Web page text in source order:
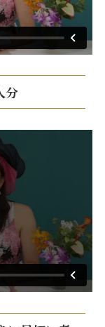
分